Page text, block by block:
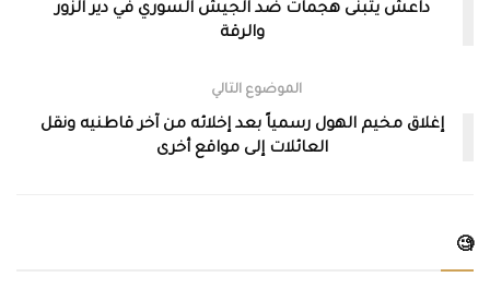
داعش يتبنى هجمات ضد الجيش السوري في دير الزور
والرقة
الموضوع التالي
إغلاق مخيم الهول رسمياً بعد إخلائه من آخر قاطنيه ونقل
العائلات إلى مواقع أخرى
🧐